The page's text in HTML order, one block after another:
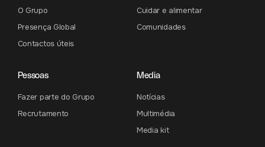
O Grupo
Presença Global
Contactos úteis
Cuidar e alimentar
Comunidades
Pessoas
Fazer parte do Grupo
Recrutamento
Media
Notícias
Multimédia
Media kit